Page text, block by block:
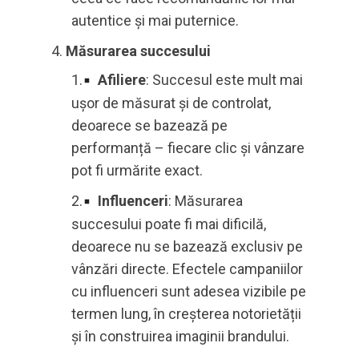
autentice și mai puternice.
Măsurarea succesului
Afiliere: Succesul este mult mai
ușor de măsurat și de controlat,
deoarece se bazează pe
performanță – fiecare clic și vânzare
pot fi urmărite exact.
Influenceri: Măsurarea
succesului poate fi mai dificilă,
deoarece nu se bazează exclusiv pe
vânzări directe. Efectele campaniilor
cu influenceri sunt adesea vizibile pe
termen lung, în creșterea notorietății
și în construirea imaginii brandului.